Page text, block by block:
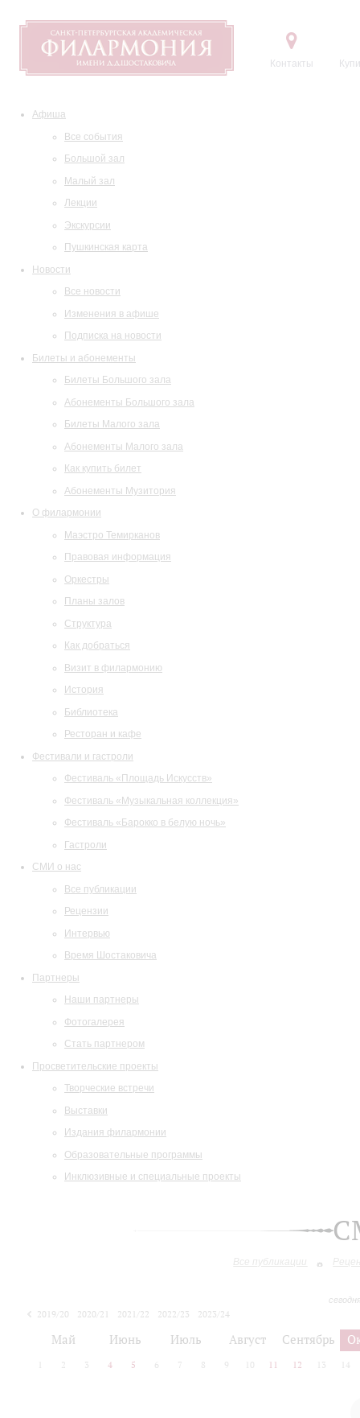
Контакты
Афиша
Все события
Большой зал
Малый зал
Лекции
Экскурсии
Пушкинская карта
Новости
Все новости
Изменения в афише
Подписка на новости
Билеты и абонементы
Билеты Большого зала
Абонементы Большого зала
Билеты Малого зала
Абонементы Малого зала
Как купить билет
Абонементы Музитория
О филармонии
Маэстро Темирканов
Правовая информация
Оркестры
Планы залов
Структура
Как добраться
Визит в филармонию
История
Библиотека
Ресторан и кафе
Фестивали и гастроли
Фестиваль «Площадь Искусств»
Фестиваль «Музыкальная коллекция»
Фестиваль «Барокко в белую ночь»
Гастроли
СМИ о нас
Все публикации
Рецензии
Интервью
Время Шостаковича
Партнеры
Наши партнеры
Фотогалерея
Стать партнером
Просветительские проекты
Творческие встречи
Выставки
Издания филармонии
Образовательные программы
Инклюзивные и специальные проекты
Все публикации
2019/20 2020/21 2021/22 2022/23
2023/24
Май Июнь Июль Август Сентябрь
2 3 4 5 6 7 8 9 10 11 12 13 14